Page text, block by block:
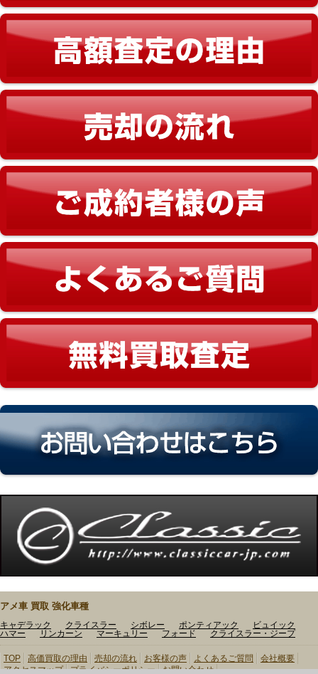
アメ車 買取 強化車種
キャデラック クライスラー シボレー ポンティアック
ビュイック
ハマー
リンカーン マーキュリー フォード クライスラー・ジープ
TOP 高価買取の理由 売却の流れ お客様の声 よくあるご質問
会社概要
アクセスマップ
プライバシーポリシー お問い合わせ